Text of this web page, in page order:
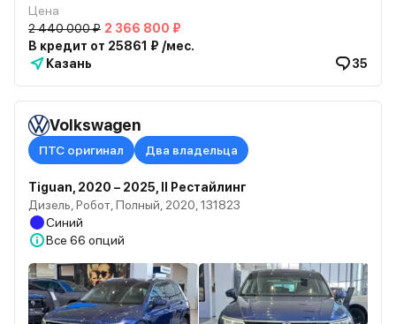
Цена
2 440 000 ₽ 2 366 800 ₽
В кредит от 25861 ₽ /мес.
Казань
35
Volkswagen
ПТС оригинал Два владельца
Tiguan, 2020 – 2025, II Рестайлинг
Дизель, Робот, Полный, 2020, 131823
Синий
Все 66 опций